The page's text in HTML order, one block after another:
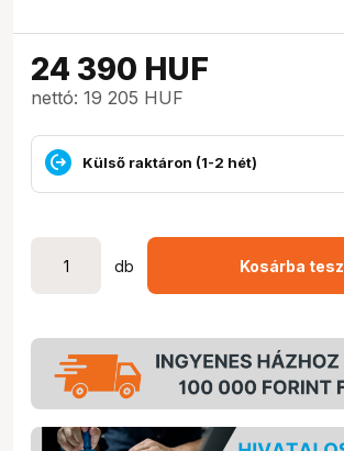
24 390 HUF
nettó: 19 205 HUF
Külső raktáron (1-2 hét)
db Kosárba tesz